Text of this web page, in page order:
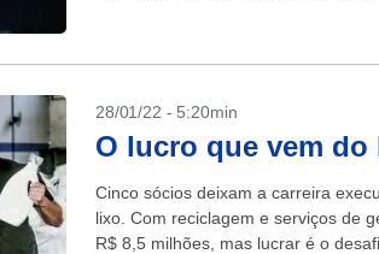
28/01/22 - 5:20min
O lucro que vem do
Cinco sócios deixam a carreira
lixo. Com reciclagem e serviços de
R$ 8,5 milhões, mas lucrar é o